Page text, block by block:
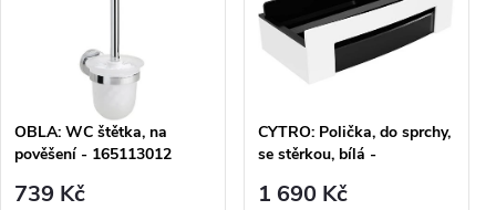
OBLA: WC štětka, na
pověšení - 165113012
739 Kč
CYTRO: Polička, do sprchy,
se stěrkou, bílá -
1 690 Kč